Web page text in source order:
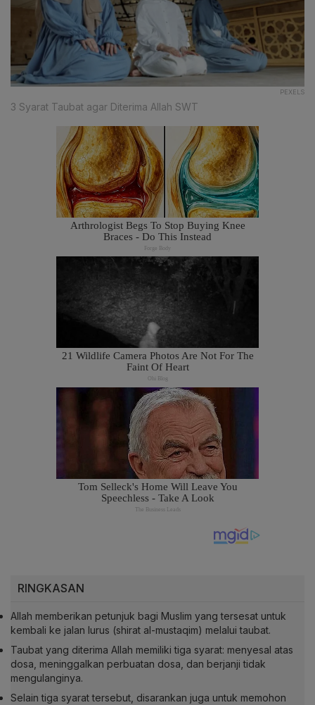
PEXELS
3 Syarat Taubat agar Diterima Allah SWT
RINGKASAN
Allah memberikan petunjuk bagi Muslim yang tersesat untuk
kembali ke jalan lurus (shirat al-mustaqim) melalui taubat.
Taubat yang diterima Allah memiliki tiga syarat: menyesal atas
dosa, meninggalkan perbuatan dosa, dan berjanji tidak
mengulanginya.
Selain tiga syarat tersebut, disarankan juga untuk memohon